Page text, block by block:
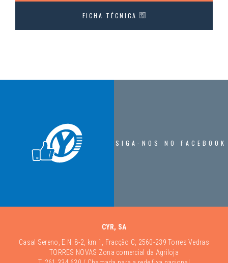
FICHA TÉCNICA
SIGA-NOS NO FACEBOOK
CYR, SA
Casal Sereno, E.N. 8-2, km 1, Fracção C, 2560-239 Torres Vedras
TORRES NOVAS Zona comercial da Agriloja